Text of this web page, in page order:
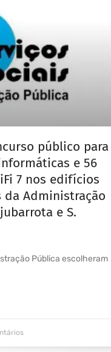
público para
e 56
7 nos edifícios
da Administração
e S.
Pública escolheram